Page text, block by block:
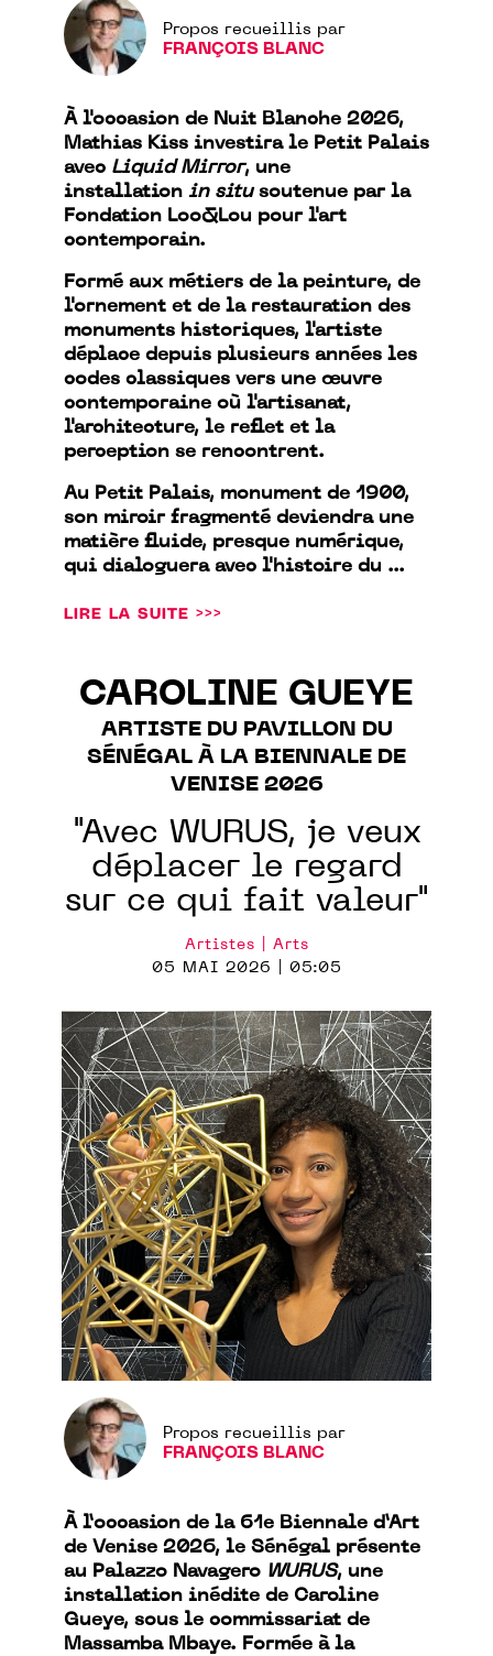
Propos recueillis par
FRANÇOIS BLANC
À l'occasion de Nuit Blanche 2026,
Mathias Kiss investira le Petit Palais
avec Liquid Mirror, une
installation in situsoutenue par la
Fondation Loo&Lou pour l'art
contemporain.
Formé aux métiers de la peinture, de
l'ornement et de la restauration des
monuments historiques, l'artiste
déplace depuis plusieurs années les
codes classiques vers une œuvre
contemporaine où l'artisanat,
l'architecture, le reflet et la
perception se rencontrent.
Au Petit Palais, monument de 1900,
son miroir fragmenté deviendra une
matière fluide, presque numérique,
qui dialoguera avec l'histoire du ...
LIRE LA SUITE >>>
CAROLINE GUEYE
ARTISTE DU PAVILLON DU
SÉNÉGAL À LA BIENNALE DE
VENISE 2026
"Avec WURUS, je veux
déplacer le regard
sur ce qui fait valeur"
Artistes | Arts
05 MAI 2026 | 05:05
Propos recueillis par
FRANÇOIS BLANC
À l’occasion de la 61e Biennale d’Art
de Venise 2026, le Sénégal présente
au Palazzo Navagero WURUS, une
installation inédite de Caroline
Gueye, sous le commissariat de
Massamba Mbaye. Formée à la